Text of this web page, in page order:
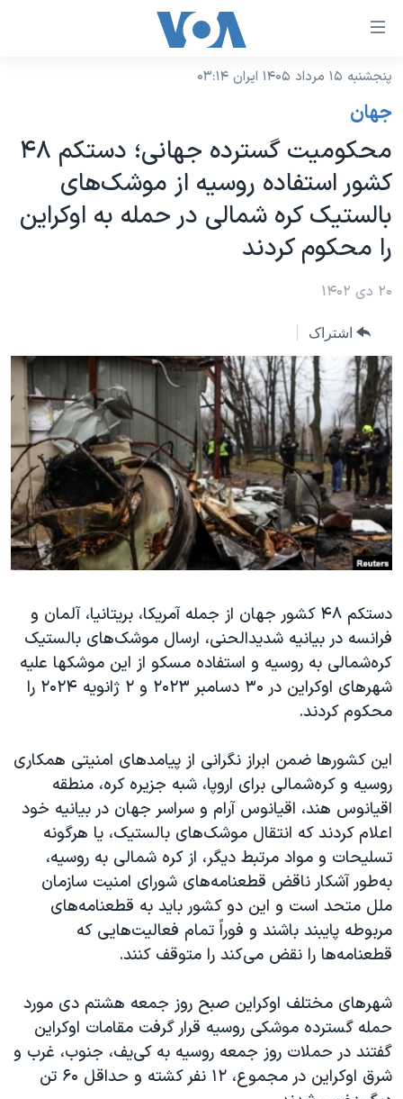
لینکهای
دسترسی
جهش
محتوای
اصلی
جهش
صفحه
جهش
جستجو
نسخه سبک وب‌سایت
موضوع ها
ایران
آمریکا
جهان
ورزشی
گزیده‌ها
ویژه برنامه‌ها
ویدیوها
فرهنگ و زندگی
حقوق شهروندی
اقتصادی
علم و فناوری
اسرائیل در جنگ
آرشیو پخش زنده
برنامه های تلویزیونی
جدول برنامه ها
صفحه‌های ویژه
جام جهانی ۲۰۲۶
عملیات خشم حماسی
۲۵۰سالگی آمریکا
بایگانی برنامه‌های تلویزیونی
مستندها
انتخابات ریاست جمهوری آمریکا ۲۰۲۴
حمله جمهوری اسلامی به اسرائیل
رمز مهسا
ورزش زنان در ایران
مجموعه مستندهای دادخواهی
تریبونال مردمی آبان ۹۸
دادگاه حمید نوری
چهل سال گروگان‌گیری
اعتراضات مردمی آبان ۹۸
اسرائیل در جنگ
نرگس محمدی برنده جایزه نوبل صلح
همایش محافظه‌کاران آمریکا «سی‌پک»
صفحه‌های ویژه
سفر پرزیدنت ترامپ به چین
فرکانس‌های صدای آمریکا
پخش رادیویی
یادگیری زبان انگلیسی
دنبال کنید
زبانهای مختلف
پنجشنبه ۱۵ مرداد ۱۴۰۵ ایران ۰۳:۱۴
جهان
محکومیت گسترده جهانی؛ دستکم ۴۸
کشور استفاده روسیه از موشک‌های
بالستیک کره شمالی در حمله به اوکراین
را محکوم کردند
۲۰ دی ۱۴۰۲
اشتراک
دستکم ۴۸ کشور جهان از جمله آمریکا، بریتانیا، آلمان و
فرانسه در بیانیه شدید‌الحنی، ارسال موشک‌های بالستیک
کره‌شمالی به روسیه و استفاده مسکو از این موشکها علیه
شهرهای اوکراین در ۳۰ دسامبر ۲۰۲۳ و ۲ ژانویه ۲۰۲۴ را
محکوم کردند.
این کشورها ضمن ابراز نگرانی از پیامدهای امنیتی همکاری
روسیه و کره‌شمالی برای اروپا، شبه جزیره کره، منطقه
اقیانوس هند، اقیانوس آرام و سراسر جهان در بیانیه خود
اعلام کردند که انتقال موشک‌های بالستیک، یا هر‌گونه
تسلیحات و مواد مرتبط دیگر، از کره‌ شمالی به روسیه،
به‌طور آشکار ناقض قطعنامه‌های شورای امنیت سازمان
ملل متحد است و این دو کشور باید به قطعنامه‌های
مربوطه پایبند باشند و فوراً تمام فعالیت‌هایی که
قطعنامه‌ها را نقض می‌کند را متوقف کنند.
شهرهای مختلف اوکراین صبح روز جمعه هشتم دی مورد
حمله گسترده موشکی روسیه قرار گرفت مقامات اوکراین
گفتند در حملات روز جمعه روسیه به کی‌یف، جنوب، غرب و
شرق اوکراین در مجموع، ۱۲ نفر کشته و حداقل ۶۰ تن